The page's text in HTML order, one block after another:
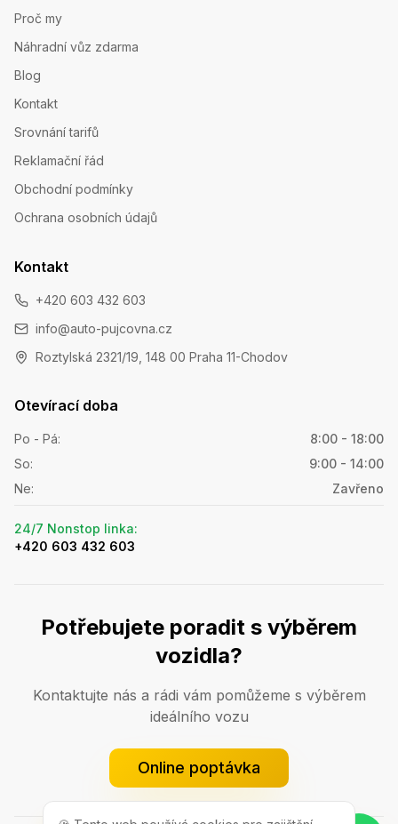
Proč my
Náhradní vůz zdarma
Blog
Kontakt
Srovnání tarifů
Reklamační řád
Obchodní podmínky
Ochrana osobních údajů
Kontakt
+420 603 432 603
info@auto-pujcovna.cz
Roztylská 2321/19, 148 00 Praha 11-Chodov
Otevírací doba
Po - Pá:
8:00 - 18:00
So:
9:00 - 14:00
Ne: Zavřeno
24/7 Nonstop linka:
+420 603 432 603
Potřebujete poradit s výběrem
vozidla?
Kontaktujte nás a rádi vám pomůžeme s výběrem
ideálního vozu
Online poptávka